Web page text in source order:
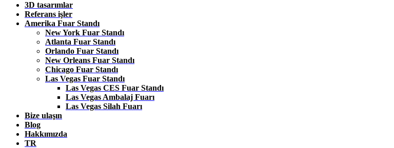
3D tasarımlar
Referans işler
Amerika Fuar Standı
New York Fuar Standı
Atlanta Fuar Standı
Orlando Fuar Standı
New Orleans Fuar Standı
Chicago Fuar Standı
Las Vegas Fuar Standı
Las Vegas CES Fuar Standı
Las Vegas Ambalaj Fuarı
Las Vegas Silah Fuarı
Bize ulaşın
Blog
Hakkımızda
TR